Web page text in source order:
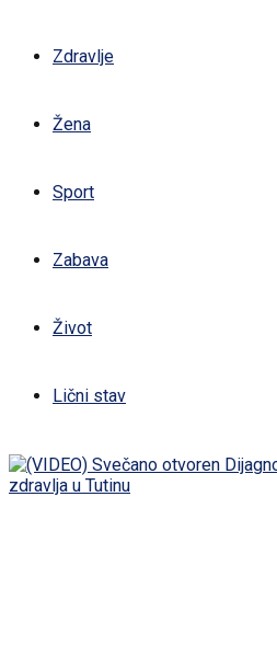
Zdravlje
Žena
Sport
Zabava
Život
Lični stav